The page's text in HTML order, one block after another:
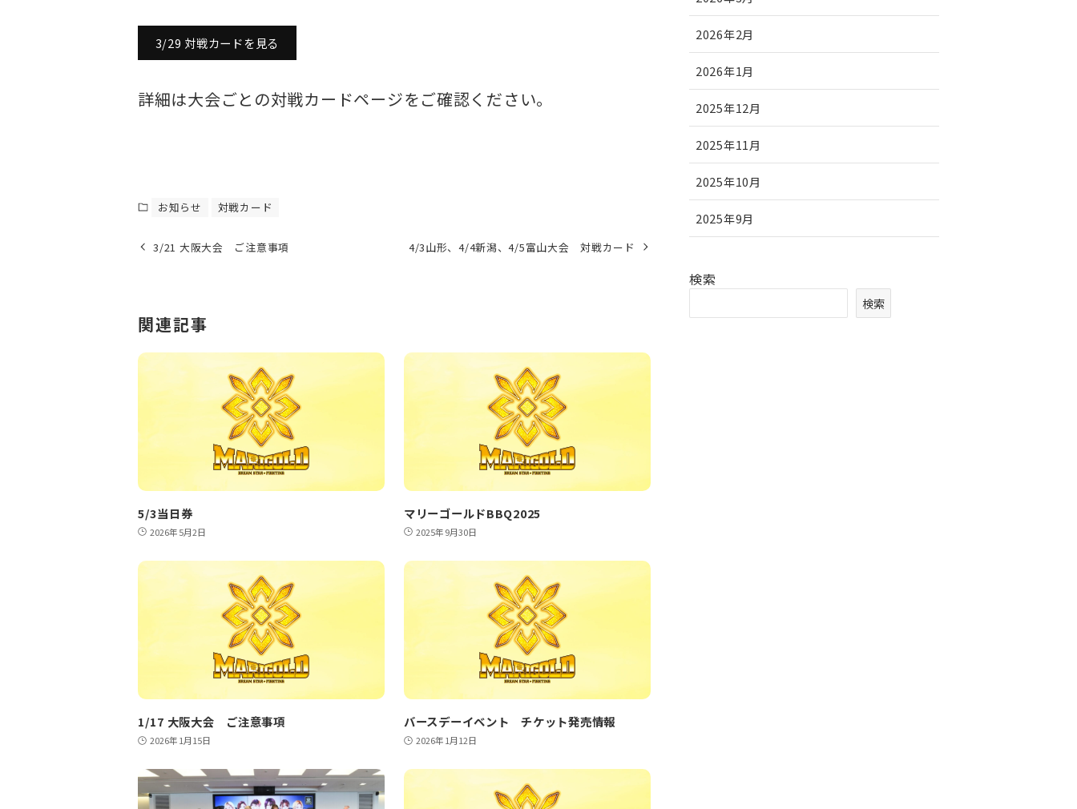
3/29 対戦カードを見る
詳細は大会ごとの対戦カードページをご確認ください。
お知らせ 対戦カード
3/21 大阪大会 ご注意事項 4/3山形、4/4新潟、4/5富山大会 対戦カード
関連記事
5/3当日券
2026年5月2日
マリーゴールドBBQ2025
2025年9月30日
1/17 大阪大会 ご注意事項
2026年1月15日
バースデーイベント チケット発売情報
2026年1月12日
2026年2月
2026年1月
2025年12月
2025年11月
2025年10月
2025年9月
検索
検索